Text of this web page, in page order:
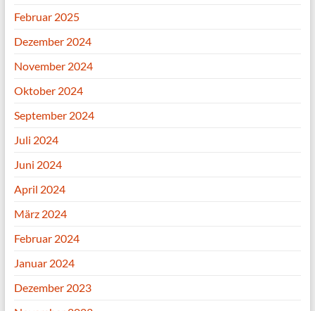
Februar 2025
Dezember 2024
November 2024
Oktober 2024
September 2024
Juli 2024
Juni 2024
April 2024
März 2024
Februar 2024
Januar 2024
Dezember 2023